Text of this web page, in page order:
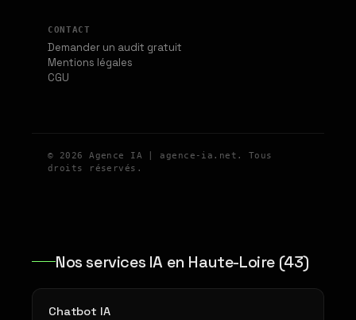
CONTACT
Demander un audit gratuit
Mentions légales
CGU
© 2026 Agence IA | agence-ia.net. Tous
droits réservés.
Nos services IA en Haute-Loire (43)
Chatbot IA